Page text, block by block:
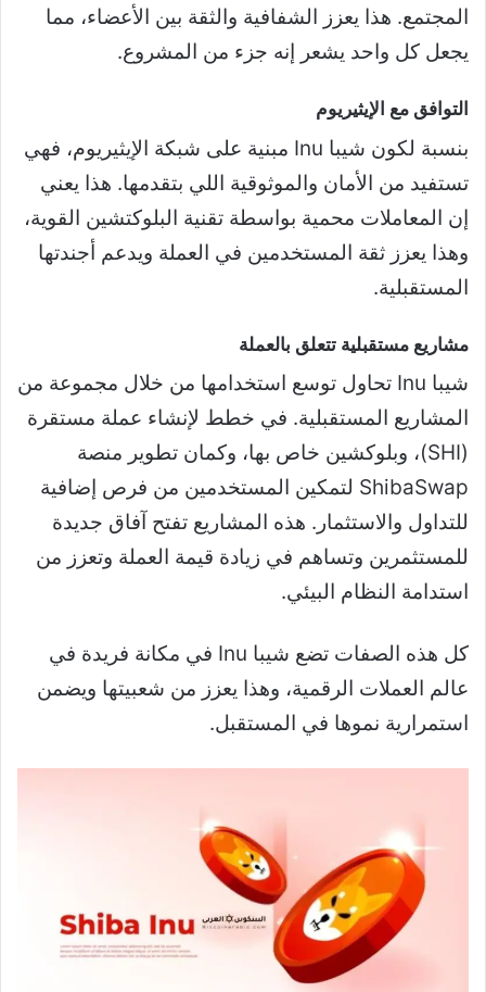
المجتمع. هذا يعزز الشفافية والثقة بين الأعضاء، مما
يجعل كل واحد يشعر إنه جزء من المشروع.
التوافق مع الإيثيريوم
بنسبة لكون شيبا Inu مبنية على شبكة الإيثيريوم، فهي
تستفيد من الأمان والموثوقية اللي بتقدمها. هذا يعني
إن المعاملات محمية بواسطة تقنية البلوكتشين القوية،
وهذا يعزز ثقة المستخدمين في العملة ويدعم أجندتها
المستقبلية.
مشاريع مستقبلية تتعلق بالعملة
شيبا Inu تحاول توسع استخدامها من خلال مجموعة من
المشاريع المستقبلية. في خطط لإنشاء عملة مستقرة
(SHI)، وبلوكشين خاص بها، وكمان تطوير منصة
ShibaSwap لتمكين المستخدمين من فرص إضافية
للتداول والاستثمار. هذه المشاريع تفتح آفاق جديدة
للمستثمرين وتساهم في زيادة قيمة العملة وتعزز من
استدامة النظام البيئي.
كل هذه الصفات تضع شيبا Inu في مكانة فريدة في
عالم العملات الرقمية، وهذا يعزز من شعبيتها ويضمن
استمرارية نموها في المستقبل.